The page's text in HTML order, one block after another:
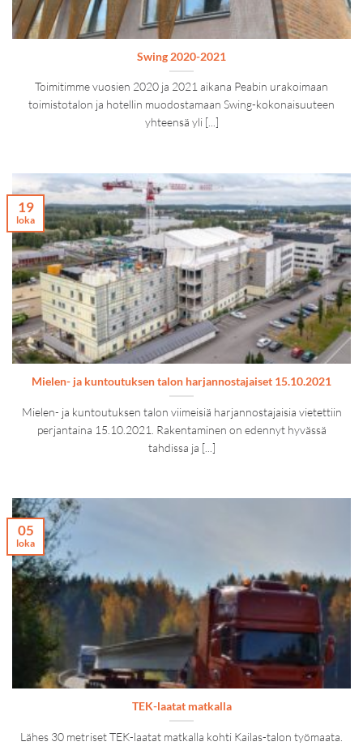
Swing 2020-2021
Toimitimme vuosien 2020 ja 2021 aikana Peabin urakoimaan
toimistotalon ja hotellin muodostamaan Swing-kokonaisuuteen
yhteensä yli [...]
Mielen- ja kuntoutuksen talon harjannostajaiset 15.10.2021
Mielen- ja kuntoutuksen talon viimeisiä harjannostajaisia vietettiin
perjantaina 15.10.2021. Rakentaminen on edennyt hyvässä
tahdissa ja [...]
19
loka
TEK-laatat matkalla
Lähes 30 metriset TEK-laatat matkalla kohti Kailas-talon työmaata.
05
loka